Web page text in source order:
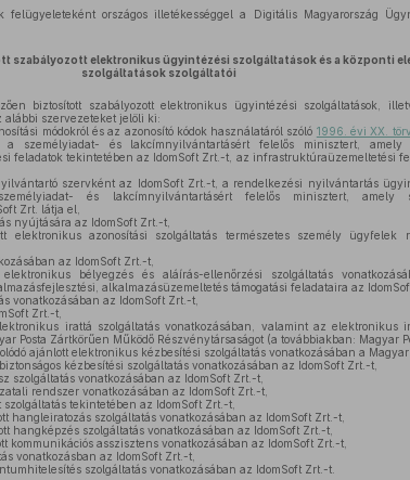
felügyeleteként országos illetékességgel a Digitális Magyarország
szabályozott elektronikus ügyintézési szolgáltatások és a központi
szolgáltatások szolgáltatói
biztosított szabályozott elektronikus ügyintézési szolgáltatások,
alábbi szervezeteket jelöli ki:
módokról és az azonosító kódok használatáról szóló 1996. évi XX.
a személyiadat- és lakcímnyilvántartásért felelős minisztert, amely
feladatok tekintetében az IdomSoft Zrt.-t, az infrastruktúraüzemeltetési
szervként az IdomSoft Zrt.-t, a rendelkezési nyilvántartás
és lakcímnyilvántartásért felelős minisztert, amely
Zrt. látja el,
nyújtására az IdomSoft Zrt.-t,
elektronikus azonosítási szolgáltatás természetes személy ügyfelek
az IdomSoft Zrt.-t,
bélyegzés és aláírás-ellenőrzési szolgáltatás
alkalmazásüzemeltetés támogatási feladataira az
vonatkozásában az IdomSoft Zrt.-t,
Zrt.-t,
irattá szolgáltatás vonatkozásában, valamint az elektronikus
Posta Zártkörűen Működő Részvénytársaságot (a továbbiakban: Magyar
ajánlott elektronikus kézbesítési szolgáltatás vonatkozásában a Magyar
kézbesítési szolgáltatás vonatkozásában az IdomSoft Zrt.-t,
szolgáltatás vonatkozásában az IdomSoft Zrt.-t,
rendszer vonatkozásában az IdomSoft Zrt.-t,
tekintetében az IdomSoft Zrt.-t,
hangleiratozás szolgáltatás vonatkozásában az IdomSoft Zrt.-t,
hangképzés szolgáltatás vonatkozásában az IdomSoft Zrt.-t,
kommunikációs asszisztens vonatkozásában az IdomSoft Zrt.-t,
vonatkozásban az IdomSoft Zrt.-t,
szolgáltatás vonatkozásában az IdomSoft Zrt.-t.